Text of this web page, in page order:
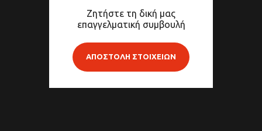
Ζητήστε τη δική μας
επαγγελματική συμβουλή
ΑΠΟΣΤΟΛΗ ΣΤΟΙΧΕΙΩΝ